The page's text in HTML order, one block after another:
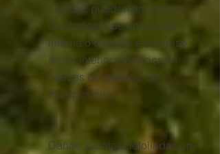
cantero; pueden encontrarse
en el zócalo de una pared
interna o externa, en un piso
de un interior o exterior, en
huecos de árboles, en
mampostería.
Daños: plantas defoliadas en